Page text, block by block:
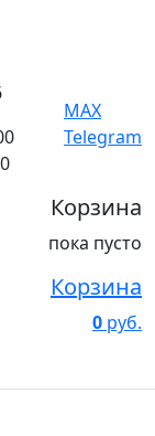
MAX
Telegram
Корзина
пока пусто
Корзина
0 руб.